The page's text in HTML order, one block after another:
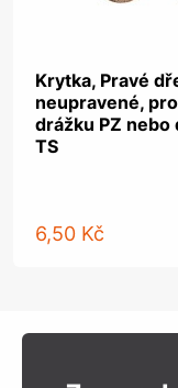
Krytka, Pravé
neupravené,
drážku PZ nebo
TS
6,50 Kč